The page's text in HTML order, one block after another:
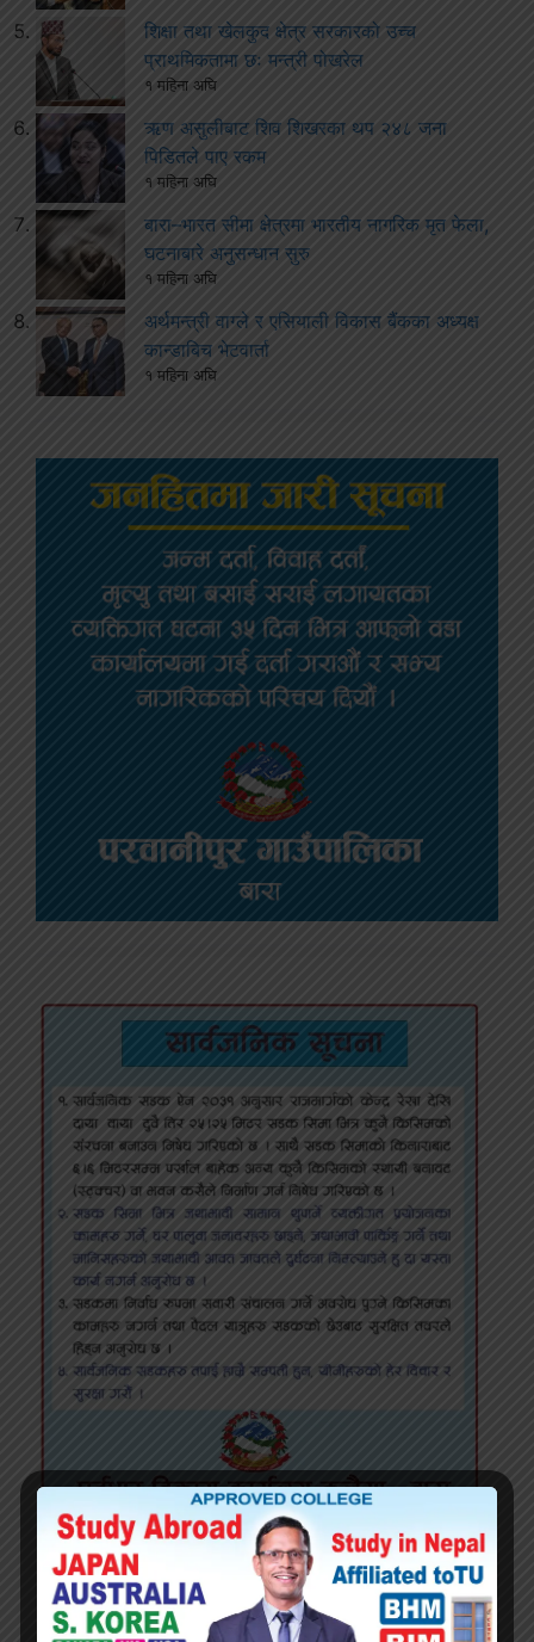
शिक्षा तथा खेलकुद क्षेत्र सरकारको उच्च
प्राथमिकतामा छः मन्त्री पोखरेल
१ महिना अघि
ऋण असुलीबाट शिव शिखरका थप २४८ जना
पिडितले पाए रकम
१ महिना अघि
बारा–भारत सीमा क्षेत्रमा भारतीय नागरिक मृत फेला,
घटनाबारे अनुसन्धान सुरु
१ महिना अघि
अर्थमन्त्री वाग्ले र एसियाली विकास बैंकका अध्यक्ष
कान्डाबिच भेटवार्ता
१ महिना अघि